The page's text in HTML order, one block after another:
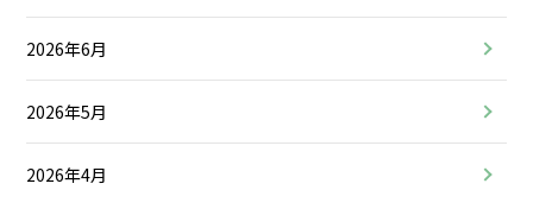
2026年6月
2026年5月
2026年4月